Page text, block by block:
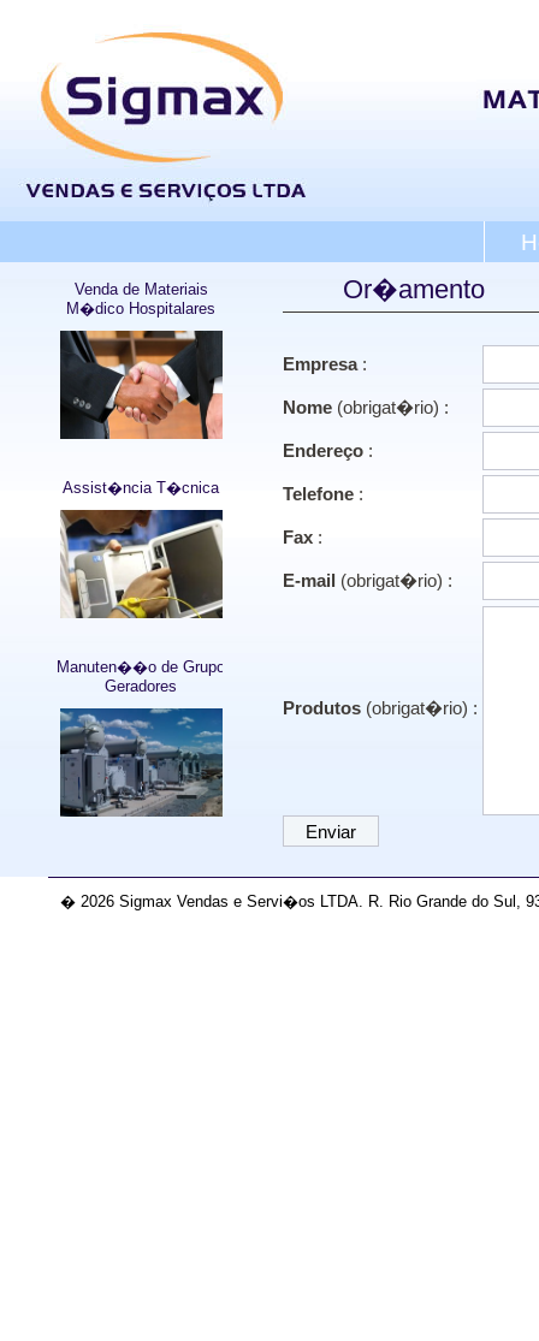
Venda de Materiais
M�dico Hospitalares
Assist�ncia T�cnica
Manuten��o de Grupo
Geradores
Or�amento
Empresa:
Nome (obrigat�rio) :
Endereço :
Telefone :
Fax :
E-mail (obrigat�rio) :
Produtos (obrigat�rio) :
� 2026 Sigmax Vendas e Servi�os LTDA. R. Rio Grande do Sul,